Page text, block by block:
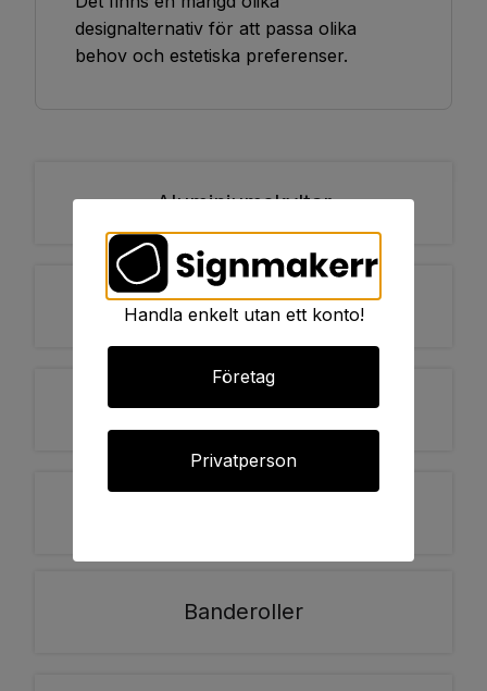
designalternativ för att passa olika
behov och estetiska preferenser.
Aluminiumskyltar
Plastskyltar
Akrylskyltar
Banderoller
Handla enkelt utan ett konto!
Företag
Privatperson